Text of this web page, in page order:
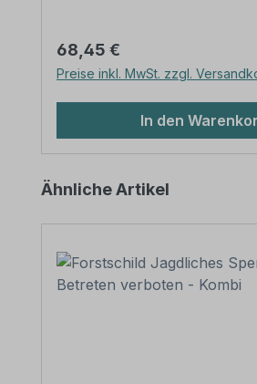
Bitte beachten Sie: Für
Stand muß der Pfosten
tief im Erdreich einbetoniert
Regulärer Preis:
68,45 €
Preise inkl. MwSt. zzgl.
In den
Produktgalerie überspringen
Ähnliche Artikel